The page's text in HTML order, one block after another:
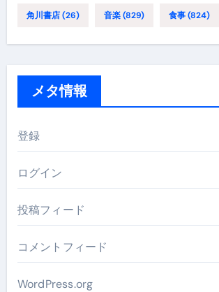
角川書店(26) 音楽(829) 食事(824)
メタ情報
登録
ログイン
投稿フィード
コメントフィード
WordPress.org